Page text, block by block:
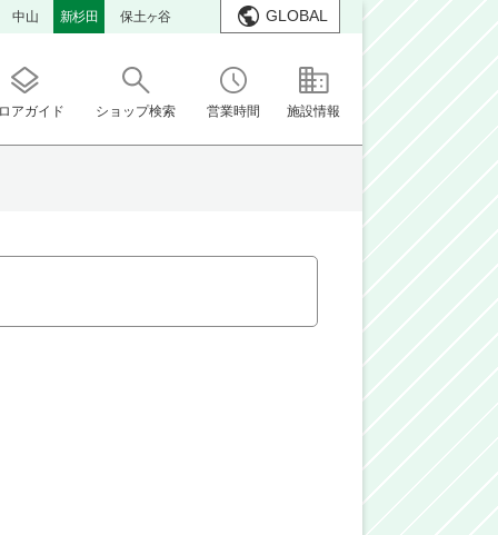
中山 新杉田 保土ヶ谷 GLOBAL
アガイド ショップ検索 営業時間 施設情報